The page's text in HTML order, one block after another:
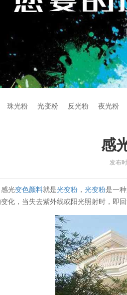
珠光粉 光变粉 反光粉 夜光粉
感
发布
感光变色颜料就是光变粉 ，光变粉是一
化，当失去紫外线或阳光照射时，即